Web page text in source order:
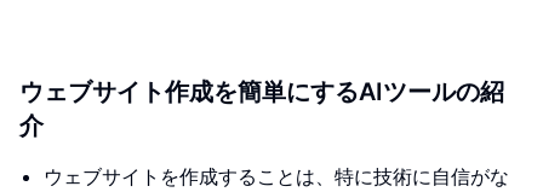
ウェブサイト作成を簡単にするAIツールの紹
介
ウェブサイトを作成することは、特に技術に自信がな